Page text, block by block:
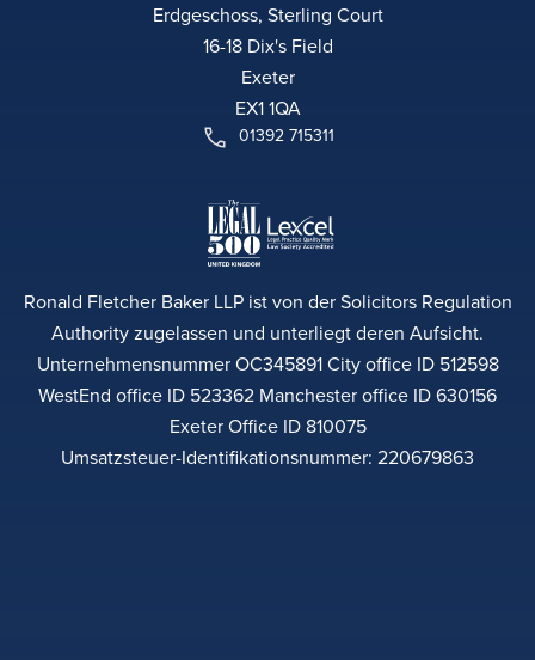
Erdgeschoss, Sterling Court
16-18 Dix's Field
Exeter
EX1 1QA
01392 715311
Ronald Fletcher Baker LLP ist von der Solicitors Regulation
Authority zugelassen und unterliegt deren Aufsicht.
Unternehmensnummer OC345891 City office ID 512598
WestEnd office ID 523362 Manchester office ID 630156
Exeter Office ID 810075
Umsatzsteuer-Identifikationsnummer: 220679863